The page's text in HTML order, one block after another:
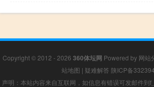
Copyright © 2012 - 2026 360体坛网 Powered by 网站
站地图 | 疑难解答 陕ICP备
声明：本站内容来自互联网，如信息有错误可发邮件到